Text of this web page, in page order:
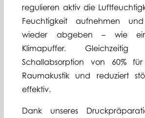
regulieren aktiv die
Feuchtigkeit aufnehmen
wieder abgeben – wie
Klimapuffer.
Schallabsorption von 60%
Raumakustik und reduziert
effektiv.
Dank unseres